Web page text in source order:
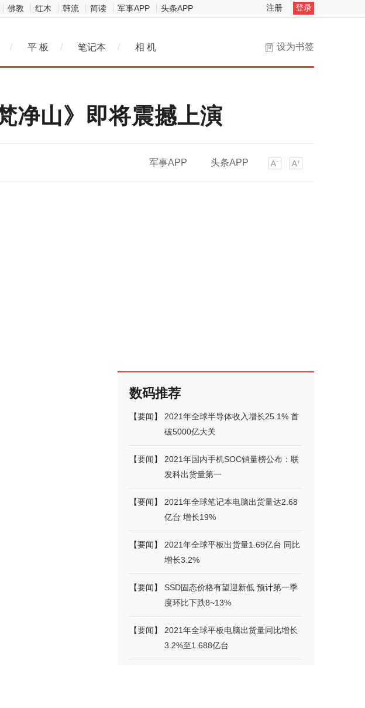
佛教 红木 韩流 简读 军事APP 头条APP 注册 登录
设为书签
/ 平 板 / 笔记本 / 相 机
净山》即将震撼上演
军事APP 头条APP
数码推荐
【要闻】
2021年全球半导体收入增长25.1% 首
破5000亿大关
【要闻】
2021年国内手机SOC销量榜公布：联
发科出货量第一
【要闻】
2021年全球笔记本电脑出货量达2.68
亿台 增长19%
【要闻】
2021年全球平板出货量1.69亿台 同比
增长3.2%
【要闻】
SSD固态价格有望迎新低 预计第一季
度环比下跌8~13%
【要闻】
2021年全球平板电脑出货量同比增长
3.2%至1.688亿台